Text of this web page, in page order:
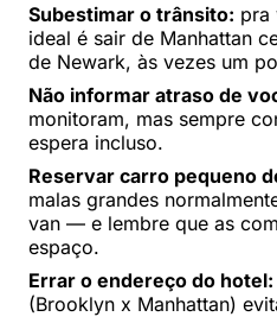
Subestimar o trânsito: pra
ideal é sair de Manhattan
de Newark, às vezes um
Não informar atraso de
monitoram, mas sempre
espera incluso.
Reservar carro pequeno
malas grandes
van — e lembre que as
espaço.
Errar o endereço do hotel:
(Brooklyn x Manhattan)